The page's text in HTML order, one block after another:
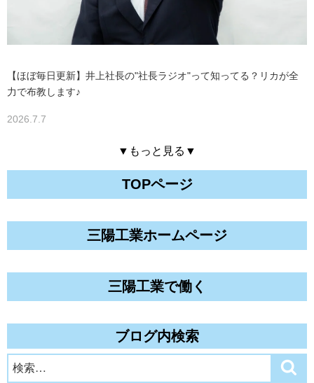
【ほぼ毎日更新】井上社長の"社長ラジオ"って知ってる？リカが全
力で布教します♪
2026.7.7
▼もっと見る▼
TOPページ
三陽工業ホームページ
三陽工業で働く
ブログ内検索
検
索: